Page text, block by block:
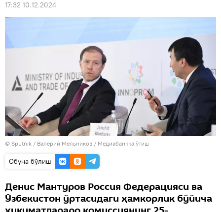
17:32 10.12.2024
© Sputnik / Валерий Мельников / Медиабанкка ўтиш
Oбуна бўлиш
Денис Мантуров Россия Федерацияси ва
Ўзбекистон ўртасидаги ҳамкорлик бўйича